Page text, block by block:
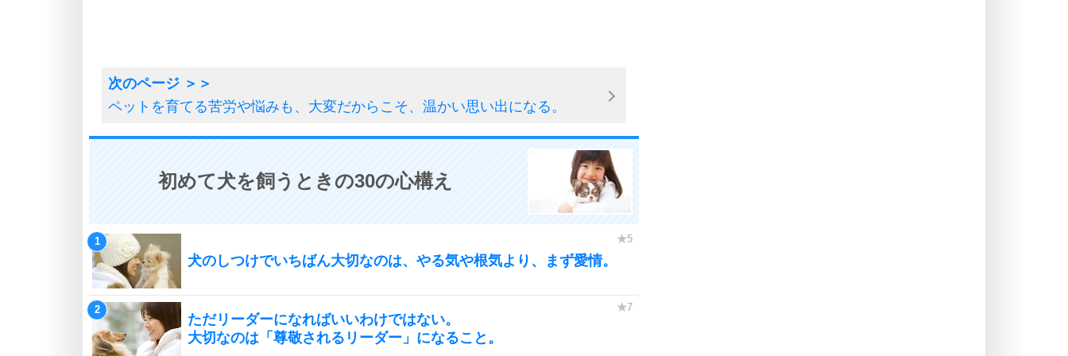
ペットを育てる苦労や悩みも、大変だからこそ、温かい思い出になる。
初めて犬を飼うときの30の心構え
犬のしつけでいちばん大切なのは、やる気や根気より、まず愛情。
ただリーダーになればいいわけではない。
大切なのは「尊敬されるリーダー」になること。